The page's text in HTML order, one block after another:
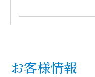
お客様情報